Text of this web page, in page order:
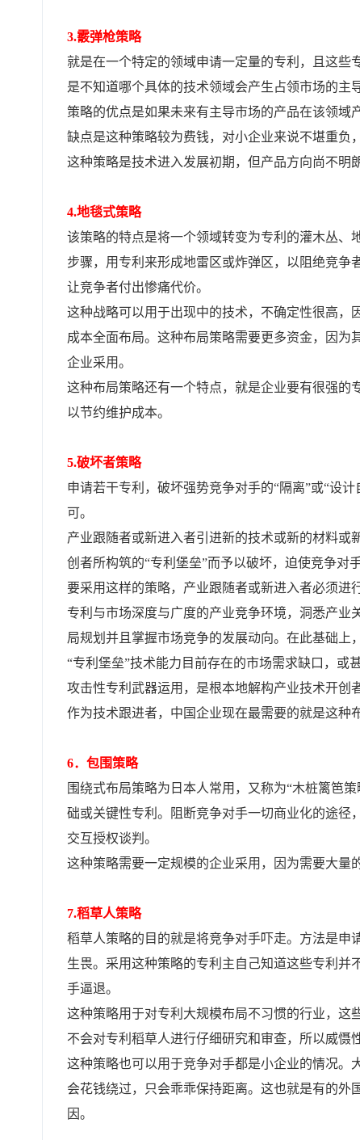
3.霰弹枪策略
就是在一个特定的领域申请一定量的专利，且这些
是不知道哪个具体的技术领域会产生占领市场的
策略的优点是如果未来有主导市场的产品在该领域
缺点是这种策略较为费钱，对小企业来说不堪重负
这种策略是技术进入发展初期，但产品方向尚不明
4.地毯式策略
该策略的特点是将一个领域转变为专利的灌木丛
步骤，用专利来形成地雷区或炸弹区，以阻绝竞
让竞争者付出惨痛代价。
这种战略可以用于出现中的技术，不确定性很高，
成本全面布局。这种布局策略需要更多资金，因为
企业采用。
这种布局策略还有一个特点，就是企业要有很强的
以节约维护成本。
5.破坏者策略
申请若干专利，破坏强势竞争对手的“隔离”或“设
可。
产业跟随者或新进入者引进新的技术或新的材料或
创者所构筑的“专利堡垒”而予以破坏，迫使竞争对
要采用这样的策略，产业跟随者或新进入者必须进
专利与市场深度与广度的产业竞争环境，洞悉产
局规划并且掌握市场竞争的发展动向。在此基础上
“专利堡垒”技术能力目前存在的市场需求缺口，或
攻击性专利武器运用，是根本地解构产业技术开创
作为技术跟进者，中国企业现在最需要的就是这种
6．包围策略
围绕式布局策略为日本人常用，又称为“木桩篱笆
础或关键性专利。阻断竞争对手一切商业化的途
交互授权谈判。
这种策略需要一定规模的企业采用，因为需要大量
7.稻草人策略
稻草人策略的目的就是将竞争对手吓走。方法是申
生畏。采用这种策略的专利主自己知道这些专利
手逼退。
这种策略用于对专利大规模布局不习惯的行业，这
不会对专利稻草人进行仔细研究和审查，所以威慑
这种策略也可以用于竞争对手都是小企业的情况。
会花钱绕过，只会乖乖保持距离。这也就是有的
因。